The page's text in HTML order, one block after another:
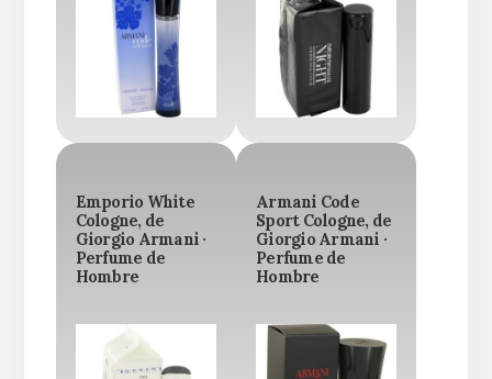
Emporio White
Cologne, de
Giorgio Armani ·
Perfume de
Hombre
Armani Code
Sport Cologne, de
Giorgio Armani ·
Perfume de
Hombre